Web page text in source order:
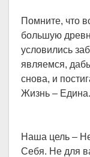
Помните, что
большую
условились
являемся,
снова, и
Жизнь – Едина.
Наша цель –
Себя. Не для